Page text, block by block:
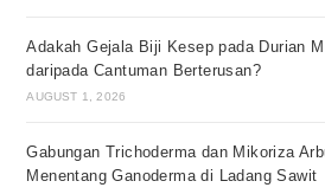
Adakah Gejala Biji Kesep pada Durian
daripada Cantuman Berterusan?
AUGUST 1, 2026
Gabungan Trichoderma dan Mikoriza
Menentang Ganoderma di Ladang Sawit